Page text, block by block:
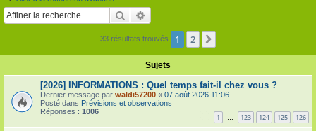
Rechercher
33 résultats trouvés 1 2
Sujets
[2026] INFORMATIONS : Quel temps fait-il chez vous ?
Dernier message par waldi57200 « 07 août 2026 11:06
Posté dans Prévisions et observations
Réponses : 1006
1 … 123 124 125 126